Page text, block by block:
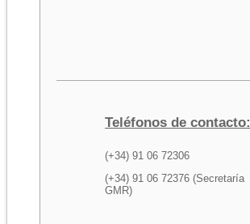
Teléfonos de contacto:
(+34) 91 06 72306
(+34) 91 06 72376 (Secretaría
GMR)